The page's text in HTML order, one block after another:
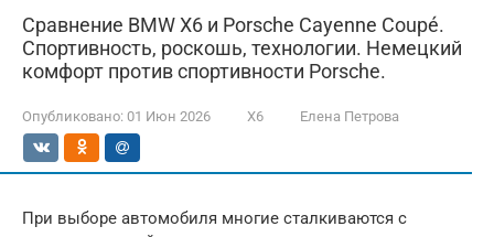
Сравнение BMW X6 и Porsche Cayenne Coupé.
Спортивность, роскошь, технологии. Немецкий
комфорт против спортивности Porsche.
Опубликовано: 01 Июн 2026 X6 Елена Петрова
При выборе автомобиля многие сталкиваются с